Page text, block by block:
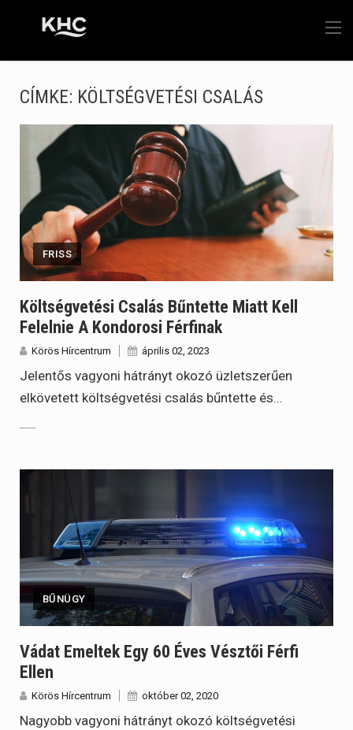
CÍMKE: KÖLTSÉGVETÉSI CSALÁS
FRISS
Költségvetési Csalás Bűntette Miatt Kell
Felelnie A Kondorosi Férfinak
Körös Hírcentrum április 02, 2023
Jelentős vagyoni hátrányt okozó üzletszerűen
elkövetett költségvetési csalás bűntette és…
BŰNÜGY
Vádat Emeltek Egy 60 Éves Vésztői Férfi
Ellen
Körös Hírcentrum október 02, 2020
Nagyobb vagyoni hátrányt okozó költségvetési